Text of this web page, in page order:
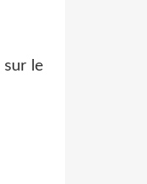
sur le